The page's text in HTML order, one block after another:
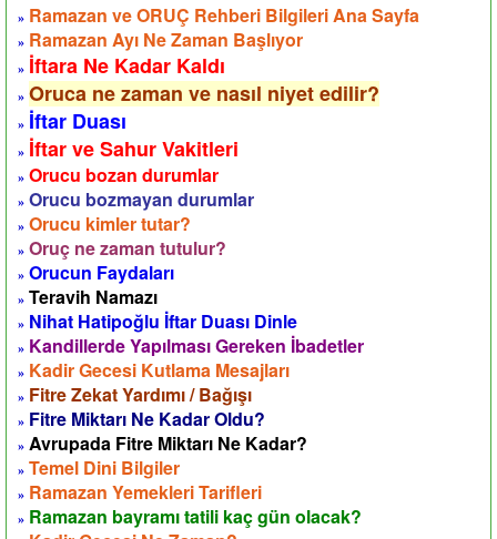
» Ramazan ve ORUÇ Rehberi Bilgileri Ana Sayfa
» Ramazan Ayı Ne Zaman Başlıyor
» İftara Ne Kadar Kaldı
» Oruca ne zaman ve nasıl niyet edilir?
» İftar Duası
» İftar ve Sahur Vakitleri
» Orucu bozan durumlar
» Orucu bozmayan durumlar
» Orucu kimler tutar?
» Oruç ne zaman tutulur?
» Orucun Faydaları
» Teravih Namazı
» Nihat Hatipoğlu İftar Duası Dinle
» Kandillerde Yapılması Gereken İbadetler
» Kadir Gecesi Kutlama Mesajları
» Fitre Zekat Yardımı / Bağışı
» Fitre Miktarı Ne Kadar Oldu?
» Avrupada Fitre Miktarı Ne Kadar?
» Temel Dini Bilgiler
» Ramazan Yemekleri Tarifleri
» Ramazan bayramı tatili kaç gün olacak?